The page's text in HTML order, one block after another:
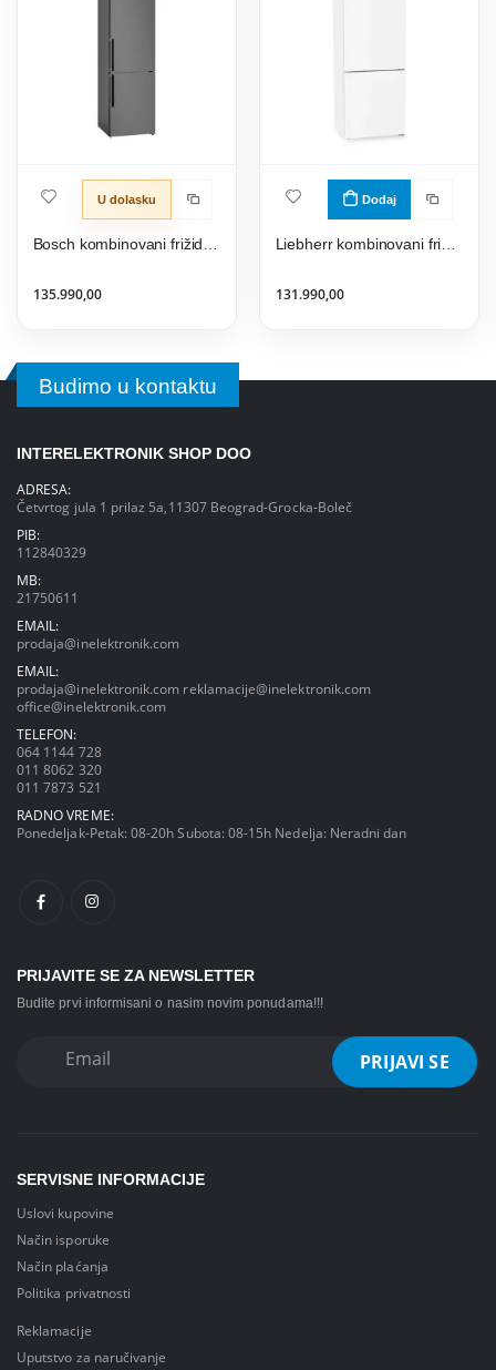
U dolasku
135.990,00
Dodaj
131.990,00
Budimo u kontaktu
INTERELEKTRONIK SHOP DOO
ADRESA:
Četvrtog jula 1 prilaz 5a,11307 Beograd-Grocka-Boleč
PIB:
112840329
MB:
21750611
EMAIL:
prodaja@inelektronik.com
EMAIL:
prodaja@inelektronik.com reklamacije@inelektronik.com
office@inelektronik.com
TELEFON:
064 1144 728
011 8062 320
011 7873 521
RADNO VREME:
Ponedeljak-Petak: 08-20h Subota: 08-15h Nedelja: Neradni dan
PRIJAVITE SE ZA NEWSLETTER
Budite prvi informisani o nasim novim ponudama!!!
SERVISNE INFORMACIJE
Uslovi kupovine
Način isporuke
Način plaćanja
Politika privatnosti
Reklamacije
Uputstvo za naručivanje